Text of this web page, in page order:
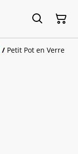
/ Petit Pot en Verre